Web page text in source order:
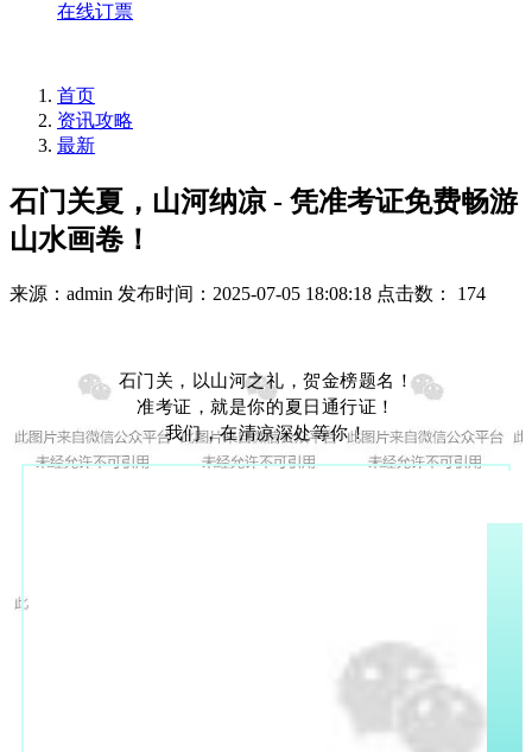
在线订票
首页
资讯攻略
最新
石门关夏，山河纳凉 - 凭准考证免费畅游
山水画卷！
来源：admin 发布时间：2025-07-05 18:08:18 点击数： 174
石门关，以山河之礼，贺金榜题名！
准考证，就是你的夏日通行证！
我们，在清凉深处等你！